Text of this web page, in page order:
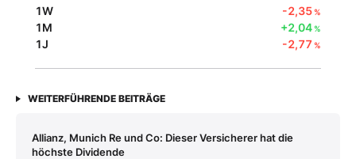
1W -2,35%
1M +2,04%
1J -2,77 %
WEITERFÜHRENDE BEITRÄGE
Allianz, Munich Re und Co: Dieser Versicherer hat die
höchste Dividende